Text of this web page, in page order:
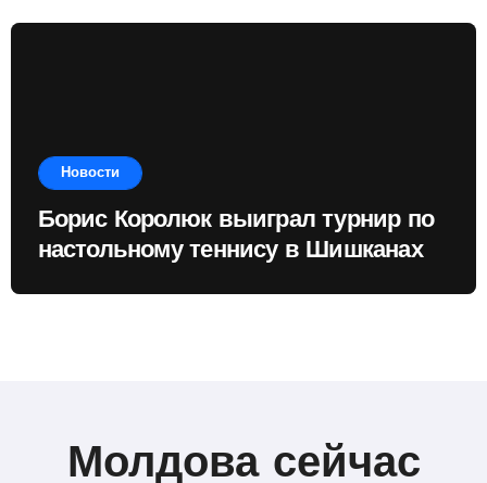
Новости
Борис Королюк выиграл турнир по
настольному теннису в Шишканах
Молдова сейчас